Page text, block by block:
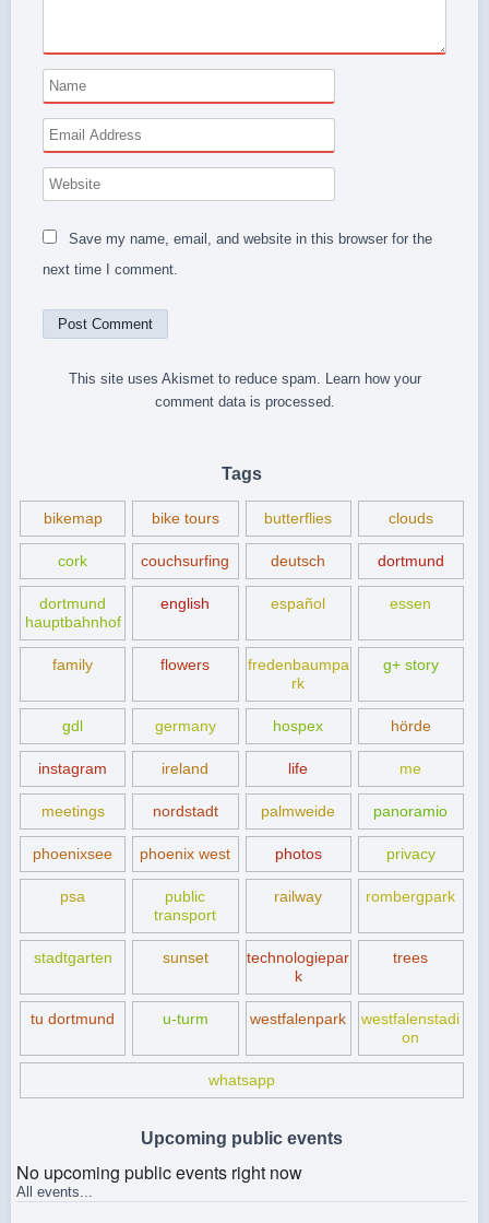
Save my name, email, and website in this browser for the
next time I comment.
This site uses Akismet to reduce spam.
Learn how your
comment data is processed.
Tags
bikemap bike tours butterflies clouds
cork couchsurfing deutsch dortmund
dortmund
hauptbahnhof
english español essen
family flowers
fredenbaumpa
rk
g+ story
gdl germany hospex hörde
instagram ireland life me
meetings nordstadt palmweide panoramio
phoenixsee phoenix west photos privacy
psa
public
transport
railway rombergpark
stadtgarten sunset
technologiepar
k
trees
tu dortmund u-turm westfalenpark
westfalenstadi
on
whatsapp
Upcoming public events
No upcoming public events right now
All events...